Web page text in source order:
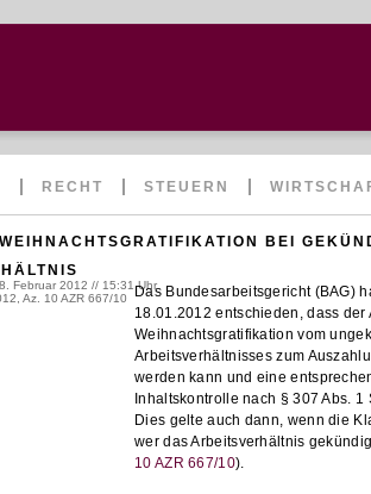
RECHT STEUERN
BEI
Februar 2012 // 15:31 Uhr
Az. 10 AZR 667/10
Das Bundesarbeitsgericht (BAG)
18.01.2012entschieden, dass der
Weihnachtsgratifikation vom
Arbeitsverhältnisses zum
werden kann und eine
Inhaltskontrolle nach § 307 Abs.
Dies gelte auch dann, wenn die
wer das Arbeitsverhältnis
10 AZR 667/10).